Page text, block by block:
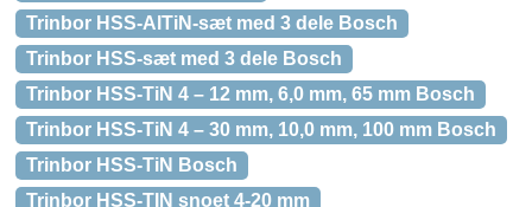
Trinbor HSS-AlTiN-sæt med 3 dele Bosch
Trinbor HSS-sæt med 3 dele Bosch
Trinbor HSS-TiN 4 – 12 mm, 6,0 mm, 65 mm Bosch
Trinbor HSS-TiN 4 – 30 mm, 10,0 mm, 100 mm Bosch
Trinbor HSS-TiN Bosch
Trinbor HSS-TIN snoet 4-20 mm